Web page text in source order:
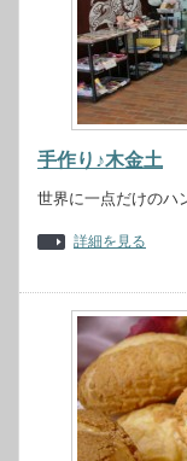
手作り♪木金土
世界に一点だけのハ
詳細を見る